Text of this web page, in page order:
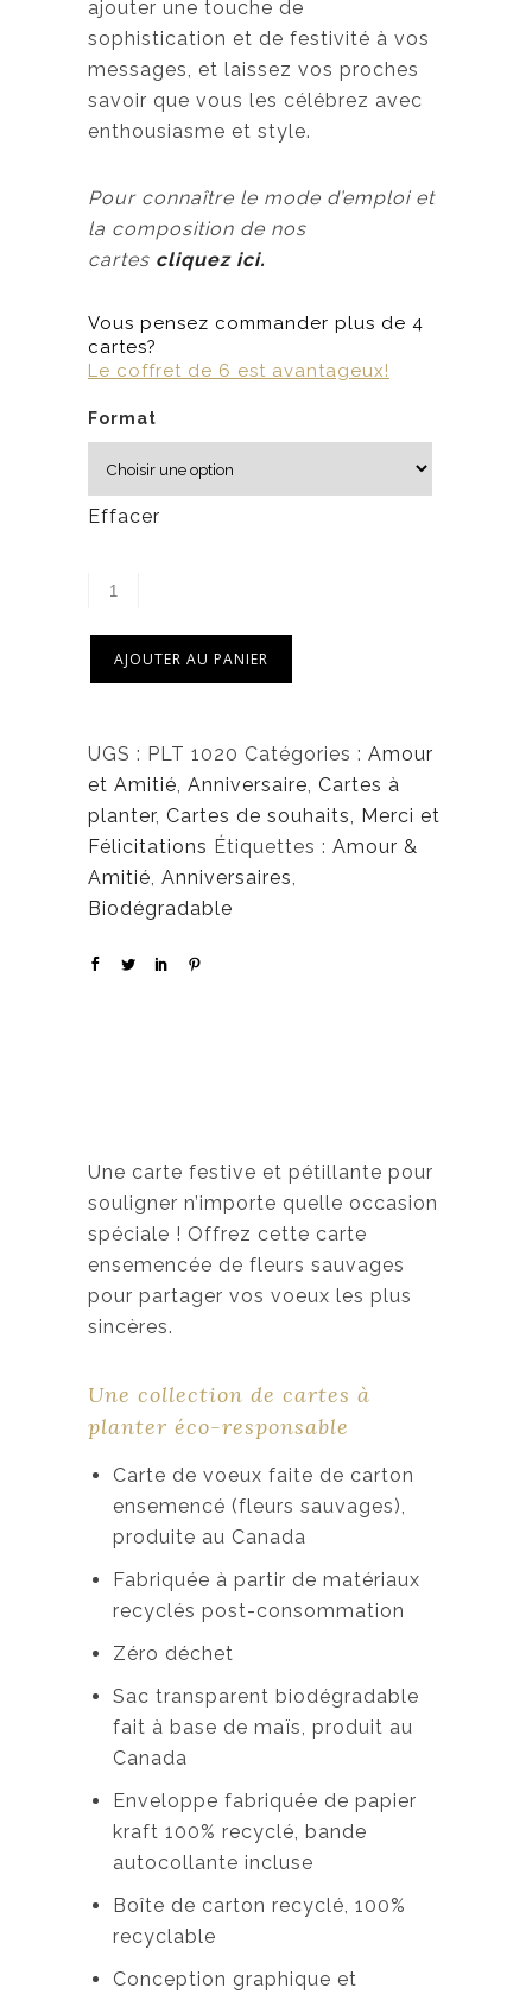
ajouter une touche de
sophistication et de festivité à vos
messages, et laissez vos proches
savoir que vous les célébrez avec
enthousiasme et style.
Pour connaître le mode d’emploi et
la composition de nos
cartes cliquez ici.
Vous pensez commander plus de 4
cartes?
Le coffret de 6 est avantageux!
Format
Effacer
AJOUTER AU PANIER
UGS : PLT 1020 Catégories : Amour
et Amitié, Anniversaire, Cartes à
planter, Cartes de souhaits, Merci et
Félicitations Étiquettes : Amour &
Amitié, Anniversaires,
Biodégradable
Une carte festive et pétillante pour
souligner n’importe quelle occasion
spéciale ! Offrez cette carte
ensemencée de fleurs sauvages
pour partager vos voeux les plus
sincères.
Une collection de cartes à
planter éco-responsable
Carte de voeux faite de carton
ensemencé (fleurs sauvages),
produite au Canada
Fabriquée à partir de matériaux
recyclés post-consommation
Zéro déchet
Sac transparent biodégradable
fait à base de maïs, produit au
Canada
Enveloppe fabriquée de papier
kraft 100% recyclé, bande
autocollante incluse
Boîte de carton recyclé, 100%
recyclable
Conception graphique et